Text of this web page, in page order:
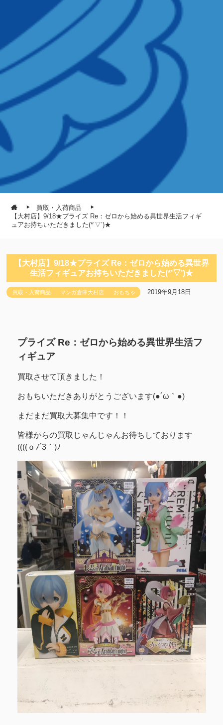
買取・入荷商品
【大村店】9/18★プライズ Re：ゼロから始める異世界生活フィギ
ュアお持ちいただきました(*’▽’)★
【大村店】9/18★プライズ Re：ゼロから始める異世界
生活フィギュアお持ちいただきました(*’▽’)★
買取・入荷商品 マンガ倉庫大村店 おもちゃ 2019年9月18日
プライズ Re：ゼロから始める異世界生活フ
ィギュア
買取させて頂きました！
おもちいただきありがとうございます(●´ω｀●)
まだまだ買取大募集中です！！
皆様からの買取じゃんじゃんお待ちしております
((((ｏﾉ´3｀)ﾉ